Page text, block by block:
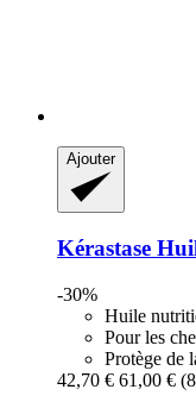
Ajouter
Kérastase
-30%
Huile
Pour les
Protège de
42,70 € 61,00 €